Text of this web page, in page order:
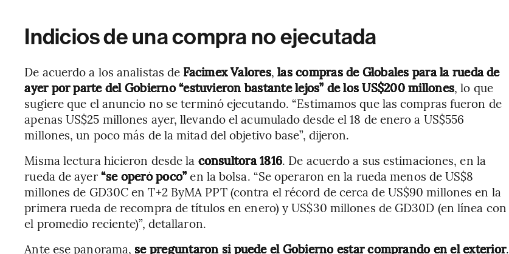
Indicios de una compra no ejecutada
De acuerdo a los analistas de Facimex Valores,las compras de Globales para la rueda de
ayer por parte del Gobierno “estuvieron bastante lejos” de los US$200 millones, lo que
sugiere que el anuncio no se terminó ejecutando. “Estimamos que las compras fueron de
apenas US$25 millones ayer, llevando el acumulado desde el 18 de enero a US$556
millones, un poco más de la mitad del objetivo base”, dijeron.
Misma lectura hicieron desde la consultora 1816. De acuerdo a sus estimaciones, en la
rueda de ayer“se operó poco”en la bolsa. “Se operaron en la rueda menos de US$8
millones de GD30C en T+2 ByMA PPT (contra el récord de cerca de US$90 millones en la
primera rueda de recompra de títulos en enero) y US$30 millones de GD30D (en línea con
el promedio reciente)”, detallaron.
Ante ese panorama, se preguntaron si puede el Gobierno estar comprando en el exterior.